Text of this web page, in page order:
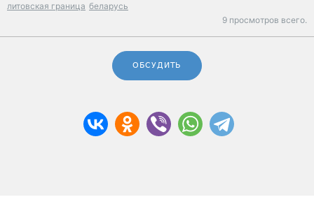
литовская граница беларусь
9 просмотров всего.
ОБСУДИТЬ